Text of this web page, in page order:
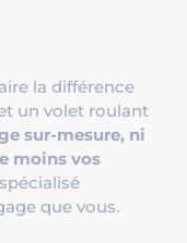
la différence
un volet roulant
sur-mesure, ni
moins vos
que vous.